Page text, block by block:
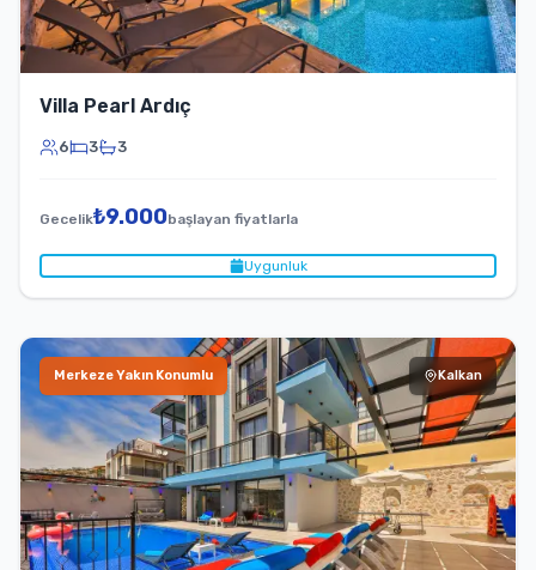
Villa Pearl Ardıç
6 3 3
Gecelik₺9.000başlayan fiyatlarla
Uygunluk
Merkeze Yakın Konumlu Kalkan